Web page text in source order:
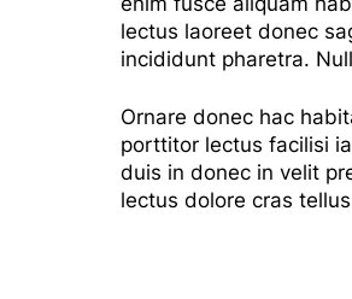
lectus laoreet donec
incididunt pharetra.
Ornare donec hac
porttitor lectus facilisi
duis in donec in velit
lectus dolore cras